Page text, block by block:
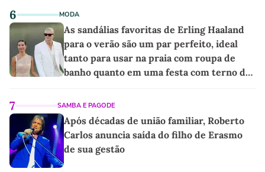
6 MODA
As sandálias favoritas de Erling Haaland
para o verão são um par perfeito, ideal
tanto para usar na praia com roupa de
banho quanto em uma festa com terno de
7 SAMBA E PAGODE
Após décadas de união familiar, Roberto
Carlos anuncia saída do filho de Erasmo
de sua gestão